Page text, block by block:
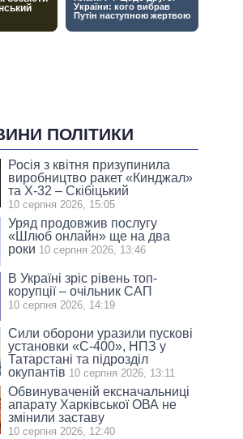
ПОЛІТИКИ
Росія з квітня призупинила
виробництво ракет «Кинджал»
та Х-32 – Скібіцький
10 серпня 2026, 15:05
Уряд продовжив послугу
«Шлюб онлайн» ще на два
роки 10 серпня 2026, 13:46
В Україні зріс рівень топ-
корупції – очільник САП
10 серпня 2026, 14:19
Сили оборони уразили пускові
установки «С-400», НПЗ у
Татарстані та підрозділ
окупантів 10 серпня 2026, 13:11
Обвинуваченій ексначальниці
апарату Харківської ОВА не
змінили заставу
10 серпня 2026, 12:40